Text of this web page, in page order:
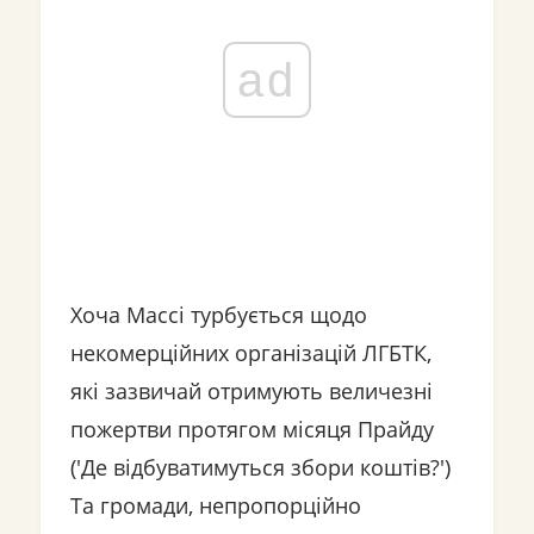
ad
Хоча Массі турбується щодо
некомерційних організацій ЛГБТК,
які зазвичай отримують величезні
пожертви протягом місяця Прайду
('Де відбуватимуться збори коштів?')
Та громади, непропорційно